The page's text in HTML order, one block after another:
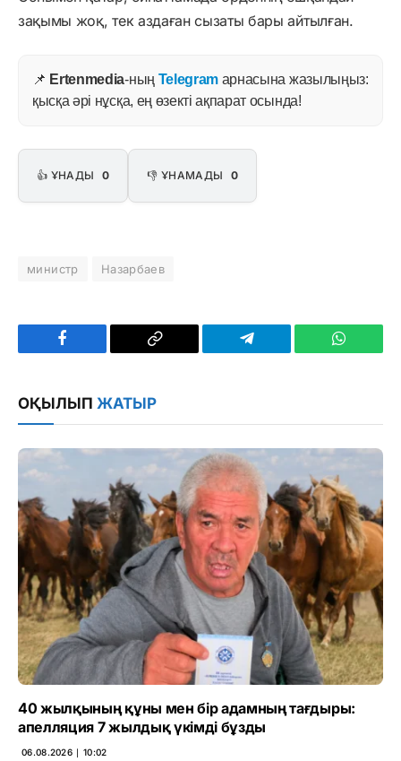
зақымы жоқ, тек аздаған сызаты бары айтылған.
📌 Ertenmedia-ның Telegram арнасына жазылыңыз:
қысқа әрі нұсқа, ең өзекті ақпарат осында!
👍 ҰНАДЫ 0 👎 ҰНАМАДЫ 0
министр Назарбаев
Facebook
Copy
Telegram
ОҚЫЛЫП ЖАТЫР
40 жылқының құны мен бір адамның тағдыры:
апелляция 7 жылдық үкімді бұзды
06.08.2026 ∣ 10:02